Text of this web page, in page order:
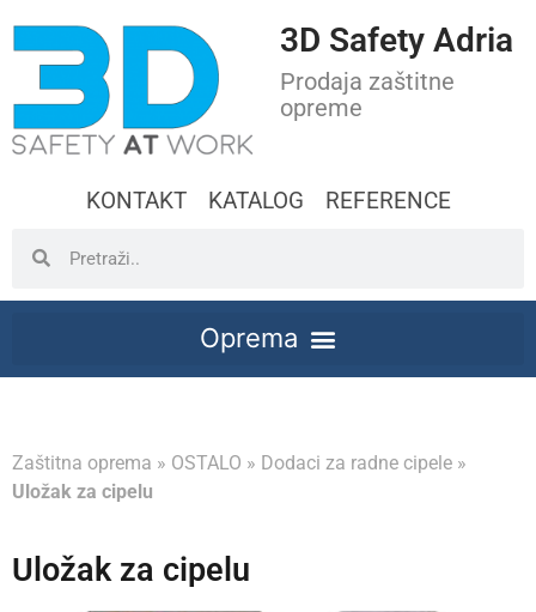
3D Safety Adria
Prodaja zaštitne
opreme
KONTAKT KATALOG REFERENCE
Zaštitna oprema » OSTALO » Dodaci za radne cipele »
Uložak za cipelu
Uložak za cipelu